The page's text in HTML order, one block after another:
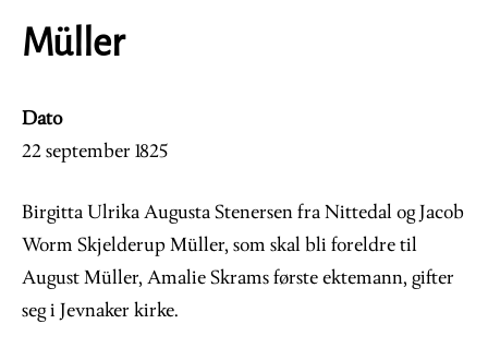
Müller
Dato
22 september 1825
Birgitta Ulrika Augusta Stenersen fra Nittedal og Jacob
Worm Skjelderup Müller, som skal bli foreldre til
August Müller, Amalie Skrams første ektemann, gifter
seg i Jevnaker kirke.